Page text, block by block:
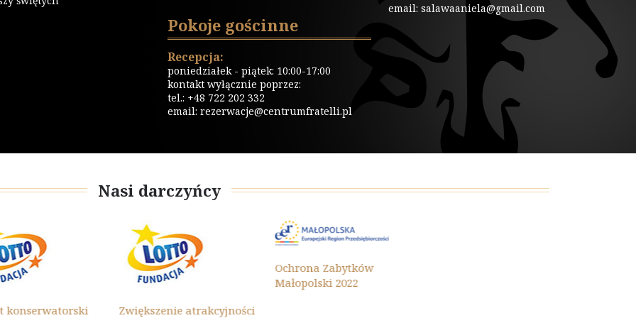
Pokoje gościnne
Recepcja:
poniedziałek - piątek: 10:00-17:00
kontakt wyłącznie poprzez:
tel.: +48 722 202 332
email:rezerwacje@centrumfratelli.pl
email: salawaaniela@gmail.com
Nasi darczyńcy
Zwiększenie atrakcyjności
Ochrona Zabytków
Małopolski 2022